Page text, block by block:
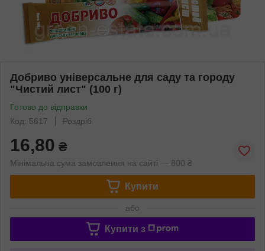
Добриво універсальне для саду та городу
"Чистий лист" (100 г)
Готово до відправки
Код: 5617
Роздріб
16,80 ₴
Мінімальна сума замовлення на сайті — 800 ₴
Купити
або
Купити з